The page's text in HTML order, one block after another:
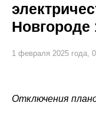
1 февраля 2025 года,
Отключения